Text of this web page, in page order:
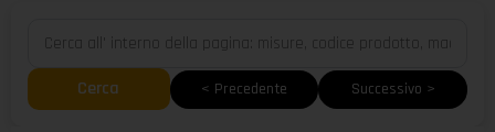
Cerca < Precedente Successivo >